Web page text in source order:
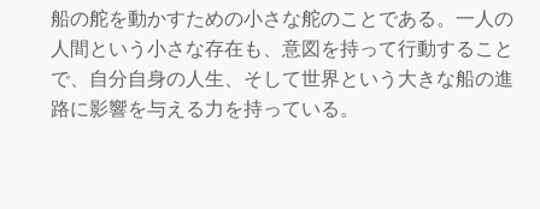
船の舵を動かすための小さな舵のことである。一人の
人間という小さな存在も、意図を持って行動すること
で、自分自身の人生、そして世界という大きな船の進
路に影響を与える力を持っている。